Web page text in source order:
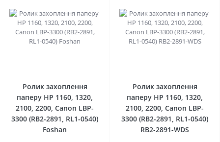
Ролик захоплення
паперу HP 1160, 1320,
2100, 2200, Canon LBP-
3300 (RB2-2891, RL1-0540)
Foshan
Ролик захоплення
паперу HP 1160, 1320,
2100, 2200, Canon LBP-
3300 (RB2-2891, RL1-0540)
RB2-2891-WDS